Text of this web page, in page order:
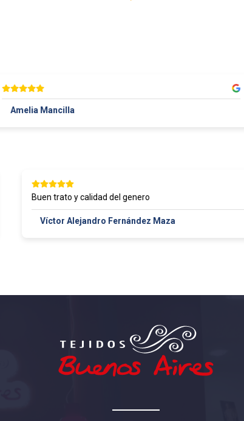
Amelia Mancilla
Buen trato y calidad del genero
Víctor Alejandro Fernández Maza